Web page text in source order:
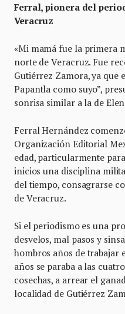
Ferral, pionera del
Veracruz
«Mi mamá fue la primera
norte de Veracruz. Fue
Gutiérrez Zamora, ya que
Papantla como suyo”,
sonrisa similar a la de
Ferral Hernández
Organización Editorial
edad, particularmente
inicios una disciplina
del tiempo, consagrarse
de Veracruz.
Si el periodismo es una
desvelos, mal pasos y
hombros años de trabajar
años se paraba a las
cosechas, a arrear el
localidad de Gutiérrez